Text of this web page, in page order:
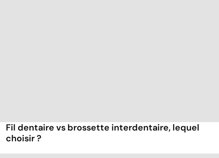
Fil dentaire vs brossette interdentaire, lequel
choisir ?